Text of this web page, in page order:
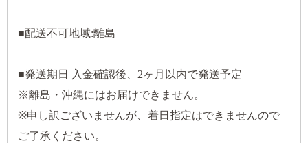
■配送不可地域:離島
■発送期日 入金確認後、2ヶ月以内で発送予定
※離島・沖縄にはお届けできません。
※申し訳ございませんが、着日指定はできませんので
ご了承ください。